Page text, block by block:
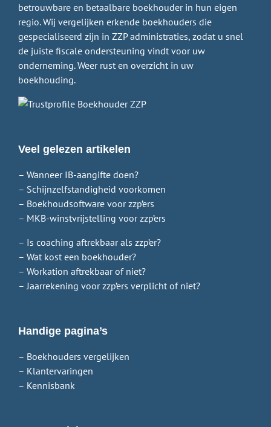
betrouwbare en betaalbare boekhouder in hun eigen
regio. Wij vergelijken erkende boekhouders die
gespecialiseerd zijn in ZZP administraties, zodat u snel
de juiste fiscale ondersteuning vindt voor uw
onderneming. Weer rust en overzicht in uw
boekhouding.
Veel gelezen artikelen
– Wanneer IB-aangifte doen?
– Schijnzelfstandigheid voorkomen
– Boekhoudsoftware voor zzp’ers
– MKB-winstvrijstelling voor zzp’ers
– Is coaching aftrekbaar als zzp’er?
– Wat kost een boekhouder?
– Workation aftrekbaar of niet?
– Jaarrekening voor zzp’ers verplicht of niet?
Handige pagina’s
– Boekhouders vergelijken
– Klantervaringen
– Kennisbank